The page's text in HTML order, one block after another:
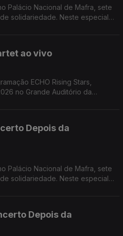
Palácio Nacional de Mafra, sete
solidariedade. Neste especial
ao vivo
ECHO Rising Stars,
no Grande Auditório da
Depois da
Palácio Nacional de Mafra, sete
solidariedade. Neste especial
Depois da